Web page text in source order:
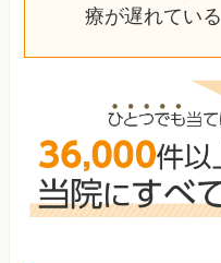
療が遅れている